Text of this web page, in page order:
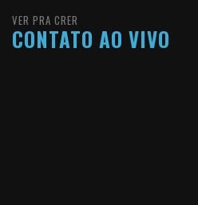
VER PRA CRER
CONTATO AO VIVO